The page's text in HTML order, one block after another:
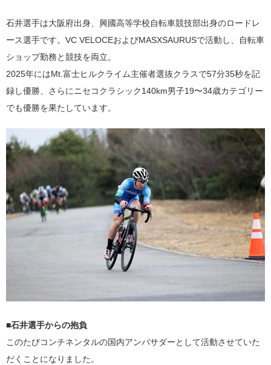
石井選手は大阪府出身、興國高等学校自転車競技部出身のロードレ
ース選手です。VC VELOCEおよびMASXSAURUSで活動し、自転車
ショップ勤務と競技を両立。
2025年にはMt.富士ヒルクライム主催者選抜クラスで57分35秒を記
録し優勝、さらにニセコクラシック140km男子19〜34歳カテゴリー
でも優勝を果たしています。
■石井選手からの抱負
このたびコンチネンタルの国内アンバサダーとして活動させていた
だくことになりました。